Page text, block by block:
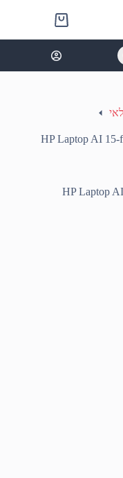
Shopping
cart
HP Laptop AI